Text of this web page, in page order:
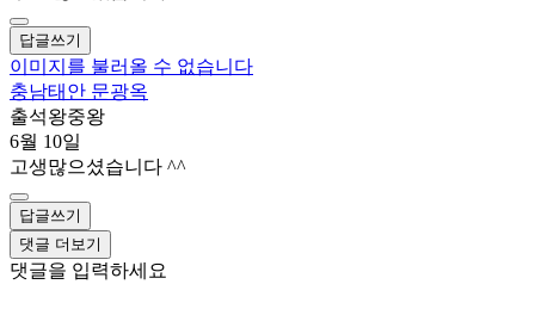
답글쓰기
이미지를 불러올 수 없습니다
충남태안 문광옥
출석왕중왕
6월 10일
고생많으셨습니다 ^^
답글쓰기
댓글 더보기
댓글을 입력하세요